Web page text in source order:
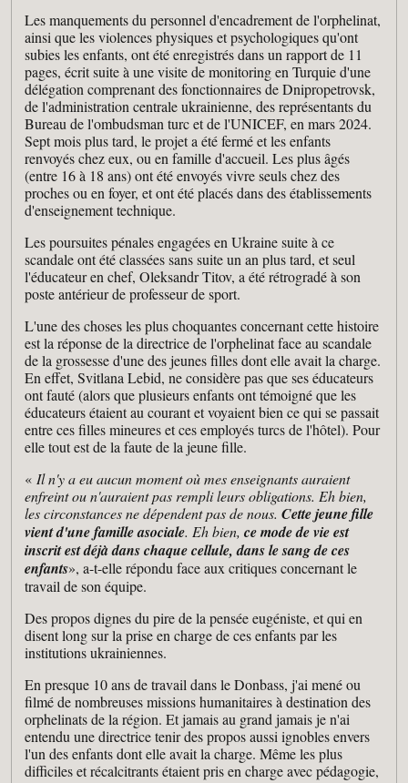
Les manquements du personnel d'encadrement de l'orphelinat,
ainsi que les violences physiques et psychologiques qu'ont
subies les enfants, ont été enregistrés dans un rapport de 11
pages, écrit suite à une visite de monitoring en Turquie d'une
délégation comprenant des fonctionnaires de Dnipropetrovsk,
de l'administration centrale ukrainienne, des représentants du
Bureau de l'ombudsman turc et de l'UNICEF, en mars 2024.
Sept mois plus tard, le projet a été fermé et les enfants
renvoyés chez eux, ou en famille d'accueil. Les plus âgés
(entre 16 à 18 ans) ont été envoyés vivre seuls chez des
proches ou en foyer, et ont été placés dans des établissements
d'enseignement technique.
Les poursuites pénales engagées en Ukraine suite à ce
scandale ont été classées sans suite un an plus tard, et seul
l'éducateur en chef, Oleksandr Titov, a été rétrogradé à son
poste antérieur de professeur de sport.
L'une des choses les plus choquantes concernant cette histoire
est la réponse de la directrice de l'orphelinat face au scandale
de la grossesse d'une des jeunes filles dont elle avait la charge.
En effet, Svitlana Lebid, ne considère pas que ses éducateurs
ont fauté (alors que plusieurs enfants ont témoigné que les
éducateurs étaient au courant et voyaient bien ce qui se passait
entre ces filles mineures et ces employés turcs de l'hôtel). Pour
elle tout est de la faute de la jeune fille.
« Il n'y a eu aucun moment où mes enseignants auraient
enfreint ou n'auraient pas rempli leurs obligations. Eh bien,
les circonstances ne dépendent pas de nous. Cette jeune fille
vient d'une famille asociale. Eh bien, ce mode de vie est
inscrit est déjà dans chaque cellule, dans le sang de ces
enfants», a-t-elle répondu face aux critiques concernant le
travail de son équipe.
Des propos dignes du pire de la pensée eugéniste, et qui en
disent long sur la prise en charge de ces enfants par les
institutions ukrainiennes.
En presque 10 ans de travail dans le Donbass, j'ai mené ou
filmé de nombreuses missions humanitaires à destination des
orphelinats de la région. Et jamais au grand jamais je n'ai
entendu une directrice tenir des propos aussi ignobles envers
l'un des enfants dont elle avait la charge. Même les plus
difficiles et récalcitrants étaient pris en charge avec pédagogie,